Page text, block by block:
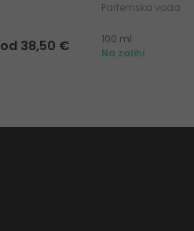
od 38,50 €
Parfemska voda
100 ml
Na zalihi